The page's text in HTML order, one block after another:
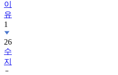
이
유
1
26
수
지